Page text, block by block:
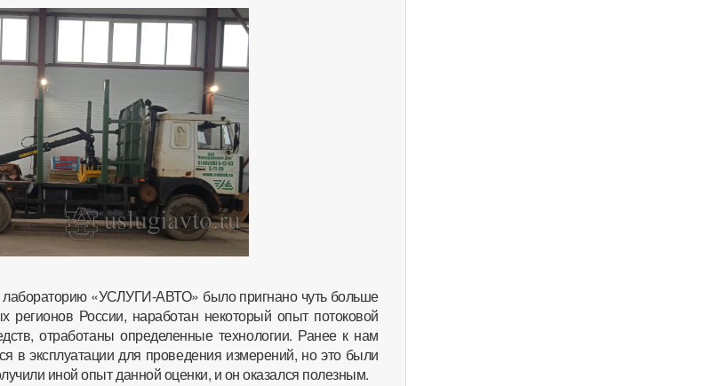
лабораторию «УСЛУГИ-АВТО» было пригнано чуть больше
регионов России, наработан некоторый опыт потоковой
отработаны определенные технологии. Ранее к нам
в эксплуатации для проведения измерений, но это были
иной опыт данной оценки, и он оказался полезным.